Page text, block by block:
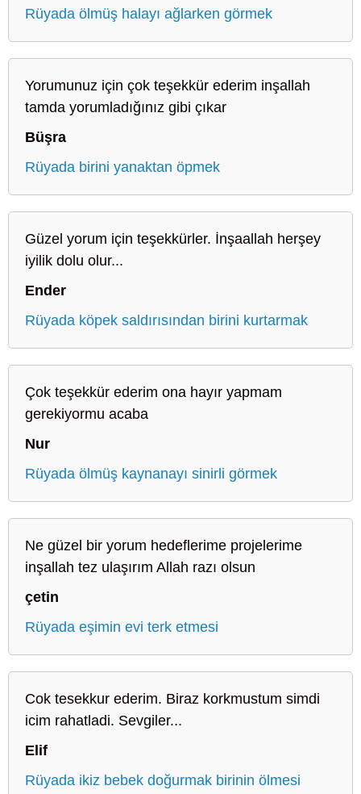
Rüyada ölmüş halayı ağlarken görmek
Yorumunuz için çok teşekkür ederim inşallah
tamda yorumladığınız gibi çıkar
Büşra
Rüyada birini yanaktan öpmek
Güzel yorum için teşekkürler. İnşaallah herşey
iyilik dolu olur...
Ender
Rüyada köpek saldırısından birini kurtarmak
Çok teşekkür ederim ona hayır yapmam
gerekiyormu acaba
Nur
Rüyada ölmüş kaynanayı sinirli görmek
Ne güzel bir yorum hedeflerime projelerime
inşallah tez ulaşırım Allah razı olsun
çetin
Rüyada eşimin evi terk etmesi
Cok tesekkur ederim. Biraz korkmustum simdi
icim rahatladi. Sevgiler...
Elif
Rüyada ikiz bebek doğurmak birinin ölmesi